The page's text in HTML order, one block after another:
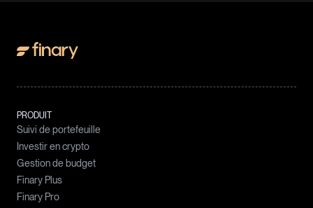
PRODUIT
Suivi de portefeuille
Investir en crypto
Gestion de budget
Finary Plus
Finary Pro